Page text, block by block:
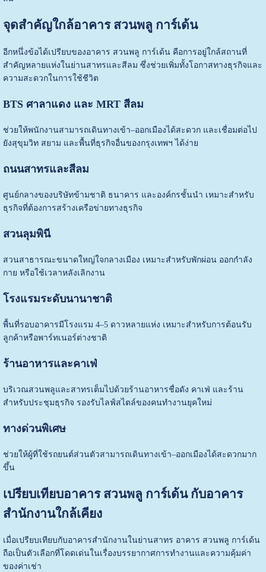
จุดสำคัญใกล้อาคาร สวนพลู การ์เด้น
อีกหนึ่งข้อได้เปรียบของอาคาร สวนพลู การ์เด้น คือการอยู่ใกล้สถานที่
สำคัญหลายแห่งในย่านสาทรและสีลม ซึ่งช่วยเพิ่มทั้งโอกาสทางธุรกิจและ
ความสะดวกในการใช้ชีวิต
BTS ศาลาแดง และ MRT สีลม
ช่วยให้พนักงานสามารถเดินทางเข้า–ออกเมืองได้สะดวก และเชื่อมต่อไป
ยังสุขุมวิท สยาม และพื้นที่ธุรกิจอื่นของกรุงเทพฯ ได้ง่าย
ถนนสาทรและสีลม
ศูนย์กลางของบริษัทข้ามชาติ ธนาคาร และองค์กรชั้นนำ เหมาะสำหรับ
ธุรกิจที่ต้องการสร้างเครือข่ายทางธุรกิจ
สวนลุมพินี
สวนสาธารณะขนาดใหญ่ใจกลางเมือง เหมาะสำหรับพักผ่อน ออกกำลัง
กาย หรือใช้เวลาหลังเลิกงาน
โรงแรมระดับนานาชาติ
พื้นที่รอบอาคารมีโรงแรม 4–5 ดาวหลายแห่ง เหมาะสำหรับการต้อนรับ
ลูกค้าหรือพาร์ทเนอร์ต่างชาติ
ร้านอาหารและคาเฟ่
บริเวณสวนพลูและสาทรเต็มไปด้วยร้านอาหารชื่อดัง คาเฟ่ และร้าน
สำหรับประชุมธุรกิจ รองรับไลฟ์สไตล์ของคนทำงานยุคใหม่
ทางด่วนพิเศษ
ช่วยให้ผู้ที่ใช้รถยนต์ส่วนตัวสามารถเดินทางเข้า–ออกเมืองได้สะดวกมาก
ขึ้น
เปรียบเทียบอาคาร สวนพลู การ์เด้น กับอาคาร
สำนักงานใกล้เคียง
เมื่อเปรียบเทียบกับอาคารสำนักงานในย่านสาทร อาคาร สวนพลู การ์เด้น
ถือเป็นตัวเลือกที่โดดเด่นในเรื่องบรรยากาศการทำงานและความคุ้มค่า
ของค่าเช่า